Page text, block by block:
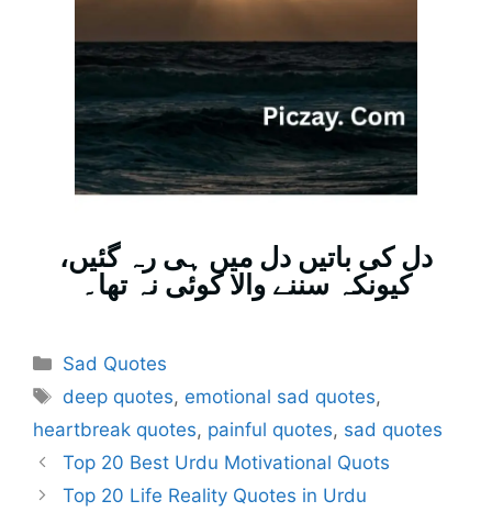
دل کی باتیں دل میں ہی رہ گئیں،
کیونکہ سننے والا کوئی نہ تھا۔
Sad Quotes
deep quotes, emotional sad quotes,
heartbreak quotes, painful quotes, sad quotes
Top 20 Best Urdu Motivational Quots
Top 20 Life Reality Quotes in Urdu